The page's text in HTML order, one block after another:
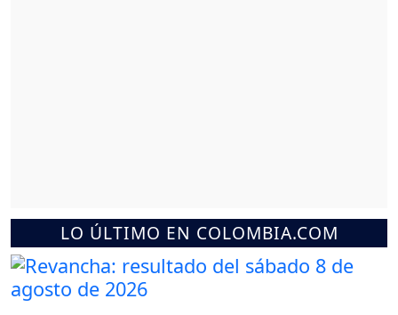
LO ÚLTIMO EN COLOMBIA.COM